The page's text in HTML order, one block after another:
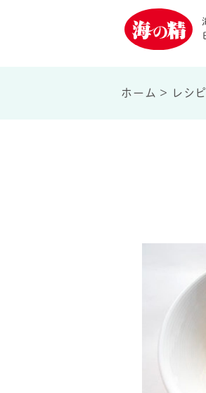
ホーム > レシピ